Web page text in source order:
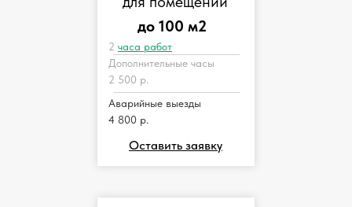
до 100 м2
2 часа работ
Дополнительные часы
2 500 р.
Аварийные выезды
4 800 р.
Оставить заявку